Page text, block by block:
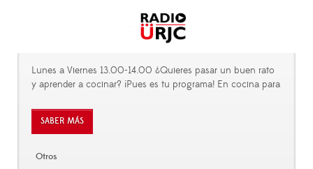
Lunes a Viernes 13.00-14.00 ¿Quieres pasar un buen rato
y aprender a cocinar? ¡Pues es tu programa! En cocina para
SABER MÁS
Otros